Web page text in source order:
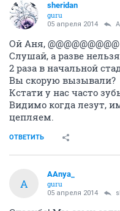
sheridan
guru
05 апреля 2014
Ой Аня,
Слушай, а разве
2 раза в начальной
Вы скорую вызывали?
Кстати у нас часто
Видимо когда лезут,
цепляем.
ОТВЕТИТЬ
A
AAnya_
guru
05 апреля 2014